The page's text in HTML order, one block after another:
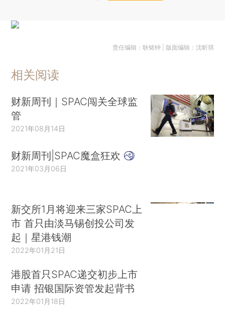
责任编辑：耿铭钟 | 版面编辑：沈昕琪
相关阅读
财新周刊｜SPAC闯关全球监
管
2021年08月14日
财新周刊|SPAC魔盒狂欢
2021年03月06日
新交所1月将迎来三家SPAC上
市 首只由淡马锡创投公司发
起｜星港钱潮
2022年01月21日
港股首只SPAC递交初步上市
申请 招银国际资管发起背书
2022年01月18日